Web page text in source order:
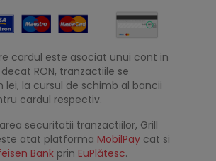
cardul este asociat unui cont in
RON, tranzactiile se
lei, la cursul de schimb al bancii
cardul respectiv.
securitatii tranzactiilor, Grill
atat platforma MobilPay cat si
Bank prin EuPlătesc.